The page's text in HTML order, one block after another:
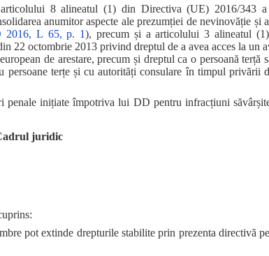
8 alineatul (1) din Directiva (UE) 2016/343 a
anumitor aspecte ale prezumției de nevinovăție și
2016, L 65, p. 1), precum și a articolului 3 alineatul
22 octombrie 2013 privind dreptul de a avea acces la un
de arestare, precum și dreptul ca o persoană terță
terțe și cu autorități consulare în timpul privării
penale inițiate împotriva lui DD pentru infracțiuni
juridic
pot extinde drepturile stabilite prin prezenta directivă